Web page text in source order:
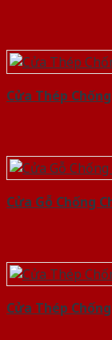
Cửa Thép
Cửa Gỗ Chống
Cửa Thép